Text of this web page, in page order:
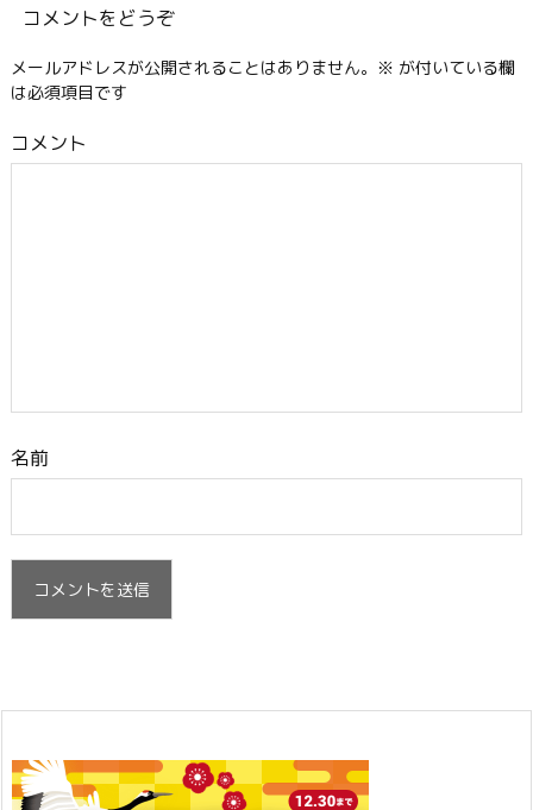
コメントをどうぞ
メールアドレスが公開されることはありません。 ※ が付いている欄
は必須項目です
コメント
名前